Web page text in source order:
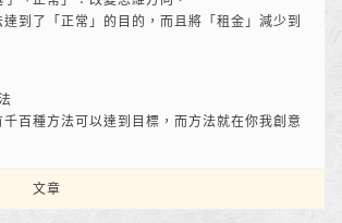
到了「正常」的目的，而且將「租金」減少到
千百種方法可以達到目標，而方法就在你我創意
文章